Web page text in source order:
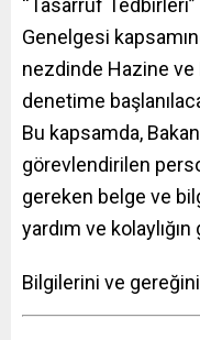
Genelgesi
nezdinde Hazine ve
denetime
Bu kapsamda,
görevlendirilen
gereken belge ve
yardım ve
Bilgilerini ve